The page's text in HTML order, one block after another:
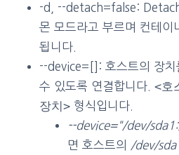
-d, --detach=false:
몬 모드라고 부르며 컨테이
됩니다.
--device=[]: 호스트의 장치
수 있도록 연결합니다. <호
장치> 형식입니다.
--device="/dev/
면 호스트의
/dev/